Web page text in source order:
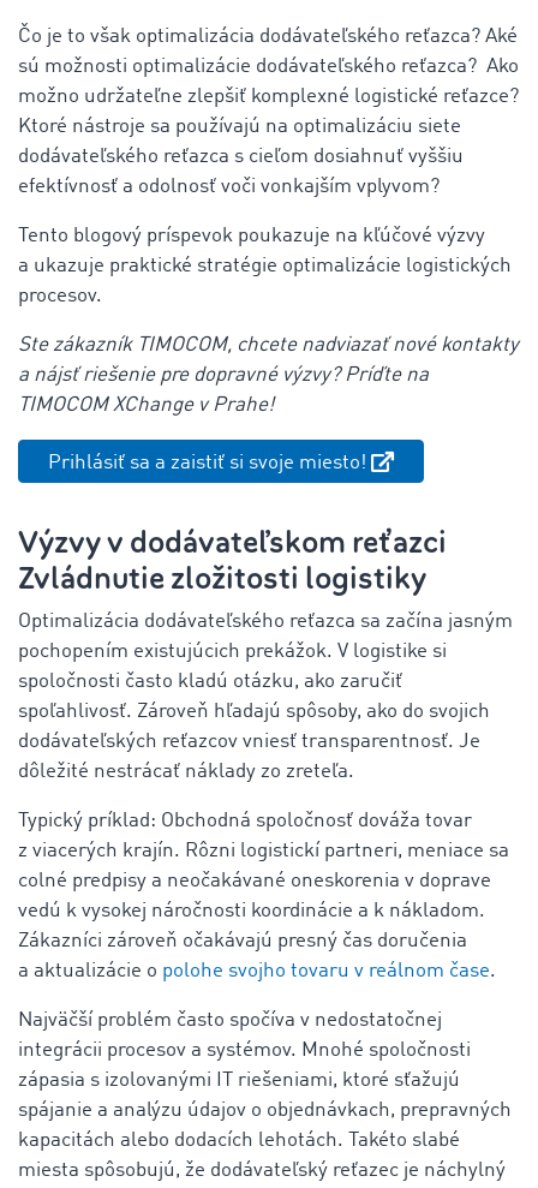
Čo je to však optimalizácia dodávateľského reťazca? Aké
sú možnosti optimalizácie dodávateľského reťazca? Ako
možno udržateľne zlepšiť komplexné logistické reťazce?
Ktoré nástroje sa používajú na optimalizáciu siete
dodávateľského reťazca s cieľom dosiahnuť vyššiu
efektívnosť a odolnosť voči vonkajším vplyvom?
Tento blogový príspevok poukazuje na kľúčové výzvy
a ukazuje praktické stratégie optimalizácie logistických
procesov.
Ste zákazník TIMOCOM, chcete nadviazať nové kontakty
a nájsť riešenie pre dopravné výzvy? Príďte na
TIMOCOM XChange v Prahe!
Prihlásiť sa a zaistiť si svoje miesto!
Výzvy v dodávateľskom reťazci
Zvládnutie zložitosti logistiky
Optimalizácia dodávateľského reťazca sa začína jasným
pochopením existujúcich prekážok. V logistike si
spoločnosti často kladú otázku, ako zaručiť
spoľahlivosť. Zároveň hľadajú spôsoby, ako do svojich
dodávateľských reťazcov vniesť transparentnosť. Je
dôležité nestrácať náklady zo zreteľa.
Typický príklad: Obchodná spoločnosť dováža tovar
z viacerých krajín. Rôzni logistickí partneri, meniace sa
colné predpisy a neočakávané oneskorenia v doprave
vedú k vysokej náročnosti koordinácie a k nákladom.
Zákazníci zároveň očakávajú presný čas doručenia
a aktualizácie o polohe svojho tovaru v reálnom čase.
Najväčší problém často spočíva v nedostatočnej
integrácii procesov a systémov. Mnohé spoločnosti
zápasia s izolovanými IT riešeniami, ktoré sťažujú
spájanie a analýzu údajov o objednávkach, prepravných
kapacitách alebo dodacích lehotách. Takéto slabé
miesta spôsobujú, že dodávateľský reťazec je náchylný